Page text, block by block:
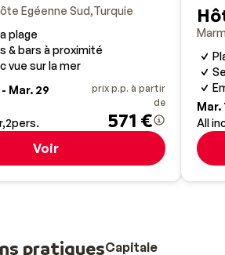
Egéenne Sud Turquie
plage
& bars à proximité
vue sur la mer
Mar. 29
2pers.
prix p.p. à partir
de
571 €
Voir
Mar.
All
pratiquesCapitale